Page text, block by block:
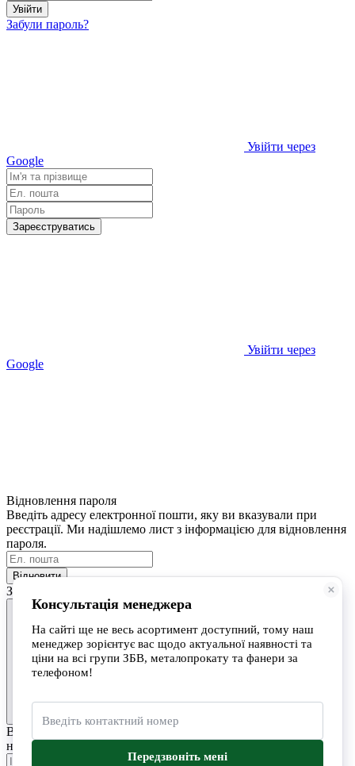
Увійти
Забули пароль?
Увійти через
Google
Зареєструватись
Увійти через
Google
Відновлення пароля
Введіть адресу електронної пошти, яку ви вказували при
реєстрації. Ми надішлемо лист з інформацією для відновлення
пароля.
Відновити
Замовити дзвінок
Вкажіть ваш номер телефону та ім'я. Ми зателефонуємо вам
найближчим часом.